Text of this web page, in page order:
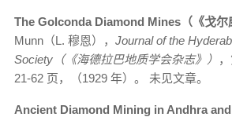
The Golconda Diamond Mines（《戈尔
Munn（L. 穆恩）， Journal of the
Society（《海德拉巴地质学会杂志》）
21-62 页，（1929 年）。 未见文章。
Ancient Diamond Mining in Andhra